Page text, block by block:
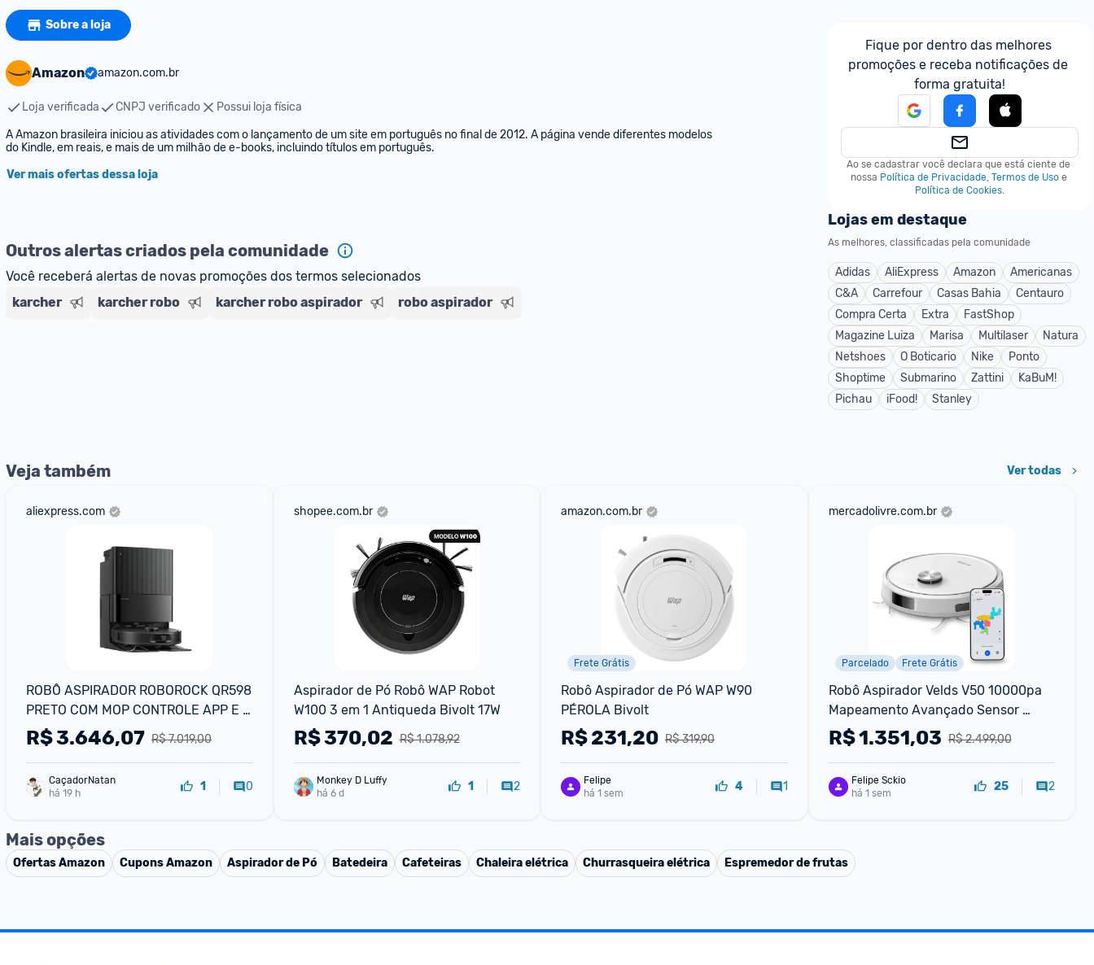
Sobre a loja
Amazon amazon.com.br
Loja verificada CNPJ verificado
Possui loja física
A Amazon brasileira iniciou as atividades com o lançamento de um site em português no final de 2012. A página vende diferentes modelos
do Kindle, em reais, e mais de um milhão de e-books, incluindo títulos em português.
Ver mais ofertas dessa loja
Outros alertas criados pela comunidade
Você receberá alertas de novas promoções dos termos selecionados
karcher
karcher robo karcher robo aspirador robo aspirador
Fique por dentro das melhores
promoções e receba notificações de
forma gratuita!
Ao se cadastrar você declara que está ciente de
nossa Política de Privacidade, Termos de Uso e
Política de Cookies.
Lojas em destaque
As melhores, classificadas pela comunidade
Adidas AliExpress Amazon
Americanas
C&A
Carrefour Casas Bahia
Centauro
Compra Certa
Extra
FastShop
Magazine Luiza
Marisa Multilaser
Natura
Netshoes
O Boticario Nike
Ponto
Shoptime
Submarino Zattini
KaBuM!
Pichau
iFood! Stanley
Veja também Ver todas
aliexpress.com
ROBÔ ASPIRADOR ROBOROCK QR598
PRETO COM MOP CONTROLE APP E
SENSOR ANTIQUEDA 127V
R$ 7.019,00
R$3.646,07
CaçadorNatan
há 19 h
1 0
shopee.com.br
Aspirador de Pó Robô WAP Robot
W100 3 em 1 Antiqueda Bivolt 17W
R$ 1.078,92
R$370,02
Monkey D Luffy
há 6 d
1 2
amazon.com.br
Frete Grátis
Robô Aspirador de Pó WAP W90
PÉROLA Bivolt
R$ 319,90
R$231,20
Felipe
há 1 sem
4 1
mercadolivre.com.br
Parcelado Frete Grátis
Robô Aspirador Velds V50 10000pa
Mapeamento Avançado Sensor
Antiqueda Branco
R$ 2.499,00
R$1.351,03
Felipe Sckio
há 1 sem
25 2
Mais opções
OfertasAmazon CuponsAmazon Aspirador de Pó Batedeira Cafeteiras Chaleira elétrica Churrasqueira elétrica Espremedor de frutas